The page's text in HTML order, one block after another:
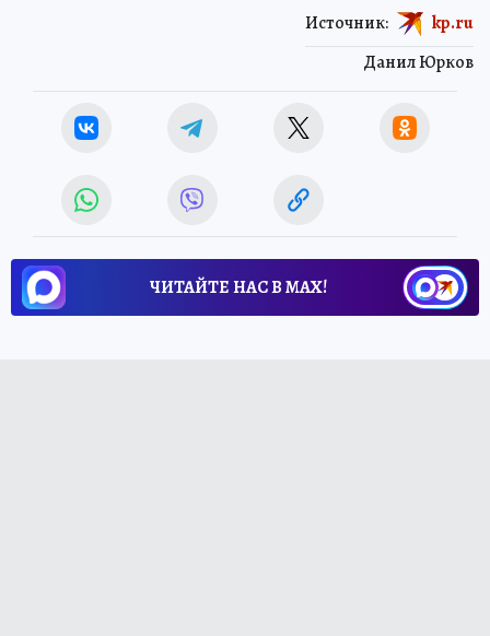
Данил Юрков
Источник: kp.ru
ЧИТАЙТЕ НАС В МАХ!